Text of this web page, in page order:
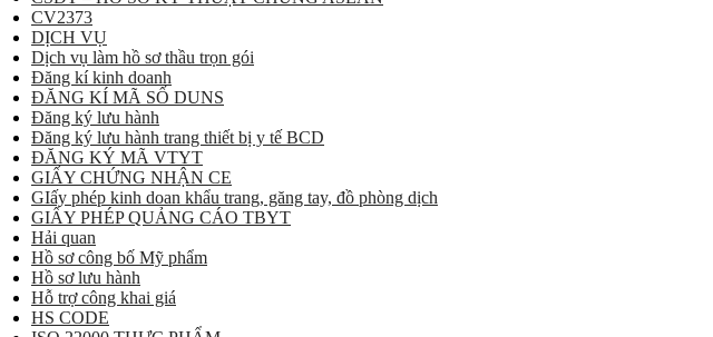
CV2373
DỊCH VỤ
Dịch vụ làm hồ sơ thầu trọn gói
Đăng kí kinh doanh
ĐĂNG KÍ MÃ SỐ DUNS
Đăng ký lưu hành
Đăng ký lưu hành trang thiết bị y tế BCD
ĐĂNG KÝ MÃ VTYT
GIẤY CHỨNG NHẬN CE
GIấy phép kinh doan khẩu trang, găng tay, đồ phòng dịch
GIẤY PHÉP QUẢNG CÁO TBYT
Hải quan
Hồ sơ công bố Mỹ phẩm
Hồ sơ lưu hành
Hỗ trợ công khai giá
HS CODE